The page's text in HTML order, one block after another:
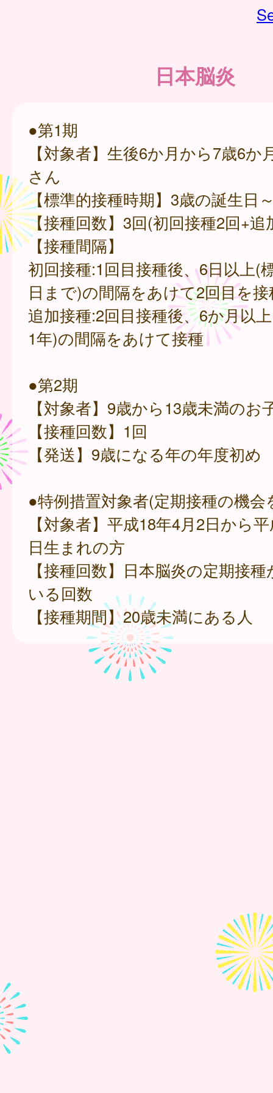
日本脳炎
●第1期
【対象者】生後6か月から7歳6か
さん
【標準的接種時期】3歳の誕生日
【接種回数】3回(初回接種2回+追
【接種間隔】
初回接種:1回目接種後、6日以上(
日まで)の間隔をあけて2回目を接
追加接種:2回目接種後、6か月以
1年)の間隔をあけて接種
●第2期
【対象者】9歳から13歳未満のお
【接種回数】1回
【発送】9歳になる年の年度初め
●特例措置対象者(定期接種の機会
【対象者】平成18年4月2日から
日生まれの方
【接種回数】日本脳炎の定期接
いる回数
【接種期間】20歳未満にある人